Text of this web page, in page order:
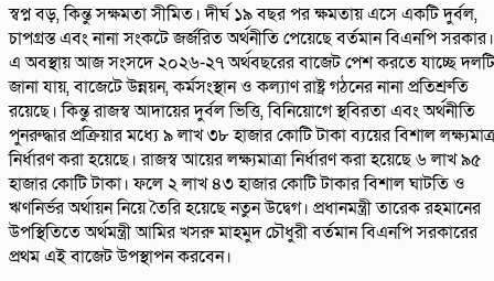
স্বপ্ন বড়, কিন্তু সক্ষমতা সীমিত। দীর্ঘ ১৯ বছর পর ক্ষমতায় এসে একটি দুর্বল,
চাপগ্রস্ত এবং নানা সংকটে জর্জরিত অর্থনীতি পেয়েছে বর্তমান বিএনপি সরকার।
এ অবস্থায় আজ সংসদে ২০২৬-২৭ অর্থবছরের বাজেট পেশ করতে যাচ্ছে
জানা যায়, বাজেটে উন্নয়ন, কর্মসংস্থান ও কল্যাণ রাষ্ট্র গঠনের নানা প্রতিশ্রুতি
রয়েছে। কিন্তু রাজস্ব আদায়ের দুর্বল ভিত্তি, বিনিয়োগে স্থবিরতা এবং অর্থনীতি
পুনরুদ্ধার প্রক্রিয়ার মধ্যে ৯ লাখ ৩৮ হাজার কোটি টাকা ব্যয়ের বিশাল
নির্ধারণ করা হয়েছে। রাজস্ব আয়ের লক্ষ্যমাত্রা নির্ধারণ করা হয়েছে ৬ লাখ ৯৫
হাজার কোটি টাকা। ফলে ২ লাখ ৪৩ হাজার কোটি টাকার বিশাল ঘাটতি ও
ঋণনির্ভর অর্থায়ন নিয়ে তৈরি হয়েছে নতুন উদ্বেগ। প্রধানমন্ত্রী তারেক রহমানের
উপস্থিতিতে অর্থমন্ত্রী আমির খসরু মাহমুদ চৌধুরী বর্তমান বিএনপি সরকারের
প্রথম এই বাজেট উপস্থাপন করবেন।